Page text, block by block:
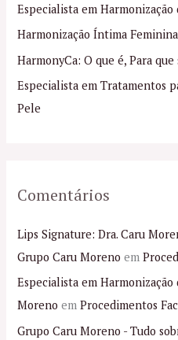
a
r
p
o
r
Especialista em Harmonização
Harmonização Íntima
HarmonyCa: O que é, Para
Especialista em Tratamentos
Pele
Comentários
Lips Signature: Dra. Caru
Grupo Caru Moreno em
Especialista em
Moreno emProcedimentos
Grupo Caru Moreno - Tudo